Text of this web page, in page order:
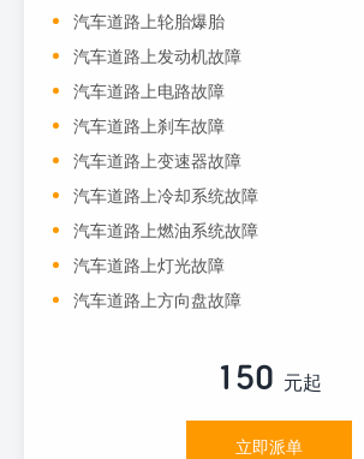
汽车道路上轮胎爆胎
汽车道路上发动机故障
汽车道路上电路故障
汽车道路上刹车故障
汽车道路上变速器故障
汽车道路上冷却系统故障
汽车道路上燃油系统故障
汽车道路上灯光故障
汽车道路上方向盘故障
150 元起
立即派单